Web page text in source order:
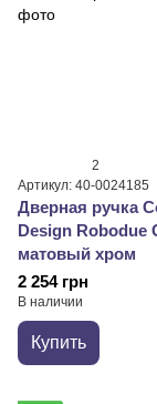
2
Артикул: 40-0024185
Дверная ручка
Design Robodue
матовый хром
2 254 грн
В наличии
Купить